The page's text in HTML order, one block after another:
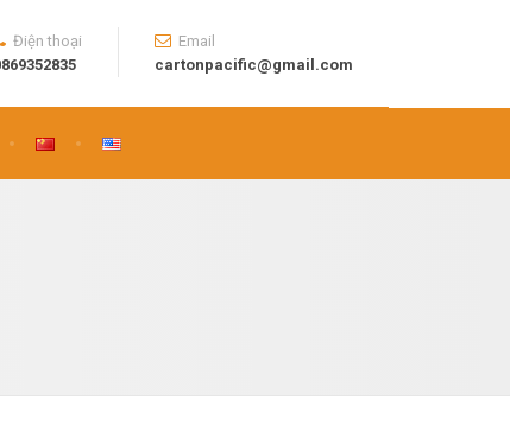
Điện thoại
Email
cartonpacific@gmail.com